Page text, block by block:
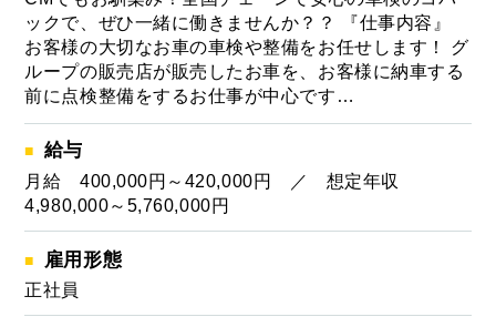
ックで、ぜひ一緒に働きませんか？？ 『仕事内容』
お客様の大切なお車の車検や整備をお任せします！ グ
ループの販売店が販売したお車を、お客様に納車する
前に点検整備をするお仕事が中心です…
給与
月給 400,000円～420,000円 ／ 想定年収
4,980,000～5,760,000円
雇用形態
正社員